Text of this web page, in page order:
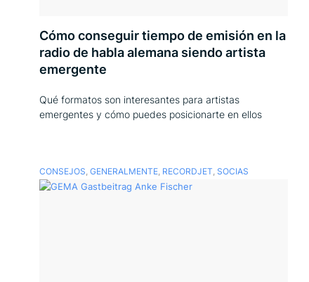
Cómo conseguir tiempo de emisión en la
radio de habla alemana siendo artista
emergente
Qué formatos son interesantes para artistas
emergentes y cómo puedes posicionarte en ellos
CONSEJOS, GENERALMENTE, RECORDJET, SOCIAS